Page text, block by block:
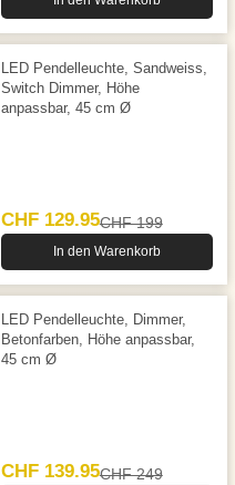
LED Pendelleuchte, Sandweiss,
Switch Dimmer, Höhe
anpassbar, 45 cm Ø
CHF 129.95CHF 199
In den Warenkorb
LED Pendelleuchte, Dimmer,
Betonfarben, Höhe anpassbar,
45 cm Ø
CHF 139.95CHF 249